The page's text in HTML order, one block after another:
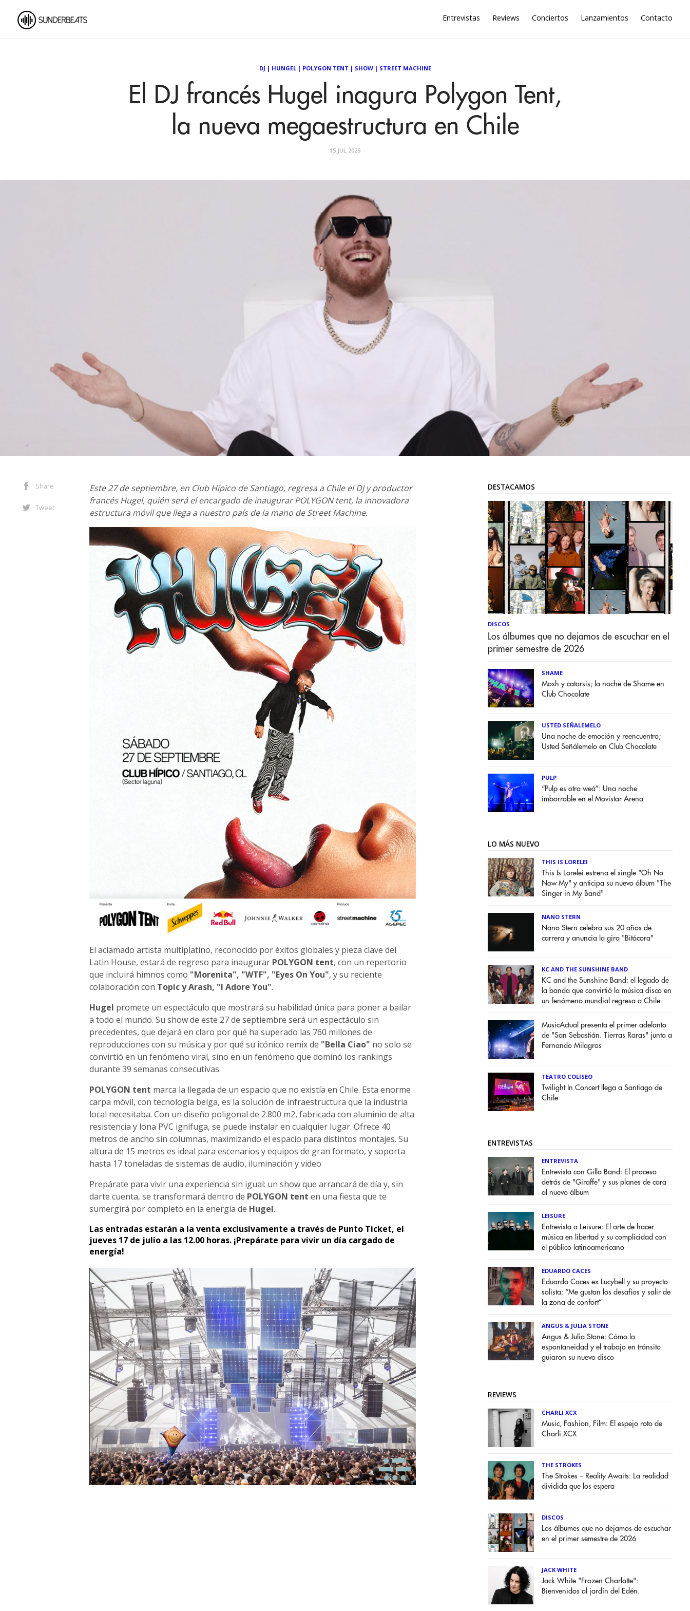
Entrevistas Reviews Conciertos Lanzamientos Contacto
DJ | HUNGEL| POLYGON TENT | SHOW| STREET MACHINE
El DJ francés Hugel inagura Polygon Tent,
la nueva megaestructura en Chile
15 JUL 2025
Share
Tweet
Este 27 de septiembre, en Club Hípico de Santiago, regresa a Chile el DJ y productor
francés Hugel, quién será el encargado de inaugurar POLYGON tent, la innovadora
estructura móvil que llega a nuestro país de la mano de Street Machine.
El aclamado artista multiplatino, reconocido por éxitos globales y pieza clave del
Latin House, estará de regreso para inaugurar POLYGON tent, con un repertorio
que incluirá himnos como "Morenita", "WTF", "Eyes On You", y su reciente
colaboración con Topic y Arash, "I Adore You".
Hugel promete un espectáculo que mostrará su habilidad única para poner a bailar
a todo el mundo. Su show de este 27 de septiembre será un espectáculo sin
precedentes, que dejará en claro por qué ha superado las 760 millones de
reproducciones con su música y por qué su icónico remix de "Bella Ciao" no solo se
convirtió en un fenómeno viral, sino en un fenómeno que dominó los rankings
durante 39 semanas consecutivas.
POLYGON tent marca la llegada de un espacio que no existía en Chile. Esta enorme
carpa móvil, con tecnología belga, es la solución de infraestructura que la industria
local necesitaba. Con un diseño poligonal de 2.800 m2, fabricada con aluminio de alta
resistencia y lona PVC ignífuga, se puede instalar en cualquier lugar. Ofrece 40
metros de ancho sin columnas, maximizando el espacio para distintos montajes. Su
altura de 15 metros es ideal para escenarios y equipos de gran formato, y soporta
hasta 17 toneladas de sistemas de audio, iluminación y video
Prepárate para vivir una experiencia sin igual: un show que arrancará de día y, sin
darte cuenta, se transformará dentro de POLYGON tent en una fiesta que te
sumergirá por completo en la energía de Hugel.
Las entradas estarán a la venta exclusivamente a través de Punto Ticket, el
jueves 17 de julio a las 12.00 horas. ¡Prepárate para vivir un día cargado de
energía!
DESTACAMOS
DISCOS
Los álbumes que no dejamos de escuchar en el
primer semestre de 2026
SHAME
Mosh y catarsis; la noche de Shame en
Club Chocolate
USTED SEÑALEMELO
Una noche de emoción y reencuentro;
Usted Señálemelo en Club Chocolate
PULP
“Pulp es otra weá”: Una noche
imborrable en el Movistar Arena
LO MÁS NUEVO
THIS IS LORELEI
This Is Lorelei estrena el single "Oh No
Now My" y anticipa su nuevo álbum "The
Singer in My Band"
NANO STERN
Nano Stern celebra sus 20 años de
carrera y anuncia la gira "Bitácora"
KC AND THE SUNSHINE BAND
KC and the Sunshine Band: el legado de
la banda que convirtió la música disco en
un fenómeno mundial regresa a Chile
MusicActual presenta el primer adelanto
de "San Sebastián. Tierras Raras" junto a
Fernando Milagros
TEATRO COLISEO
Twilight In Concert llega a Santiago de
Chile
ENTREVISTAS
ENTREVISTA
Entrevista con Gilla Band: El proceso
detrás de "Giraffe" y sus planes de cara
al nuevo álbum
LEISURE
Entrevista a Leisure: El arte de hacer
música en libertad y su complicidad con
el público latinoamericano
EDUARDO CACES
Eduardo Caces ex Lucybell y su proyecto
solista: “Me gustan los desafíos y salir de
la zona de confort”
ANGUS & JULIA STONE
Angus & Julia Stone: Cómo la
espontaneidad y el trabajo en tránsito
guiaron su nuevo disco
REVIEWS
CHARLI XCX
Music, Fashion, Film: El espejo roto de
Charli XCX
THE STROKES
The Strokes – Reality Awaits: La realidad
dividida que los espera
DISCOS
Los álbumes que no dejamos de escuchar
en el primer semestre de 2026
JACK WHITE
Jack White "Frozen Charlotte":
Bienvenidos al jardín del Edén.